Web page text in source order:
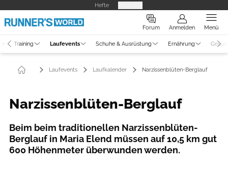
Hefte
Forum Anmelden Menü
Training Laufevents Schuhe & Ausrüstung Ernährung
Laufevents Laufkalender Narzissenblüten-Berglauf
Narzissenblüten-Berglauf
Beim beim traditionellen Narzissenblüten-
Berglauf in Maria Elend müssen auf 10,5 km gut
600 Höhenmeter überwunden werden.